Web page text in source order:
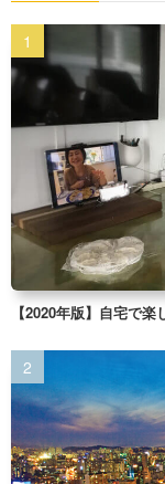
【2020年版】自宅で